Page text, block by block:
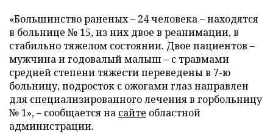
«Большинство раненых – 24 человека – находятся
в больнице № 15, из них двое в реанимации, в
стабильно тяжелом состоянии. Двое пациентов –
мужчина и годовалый малыш – с травмами
средней степени тяжести переведены в 7-ю
больницу, подросток с ожогами глаз направлен
для специализированного лечения в горбольницу
№ 1», – сообщается на сайте областной
администрации.